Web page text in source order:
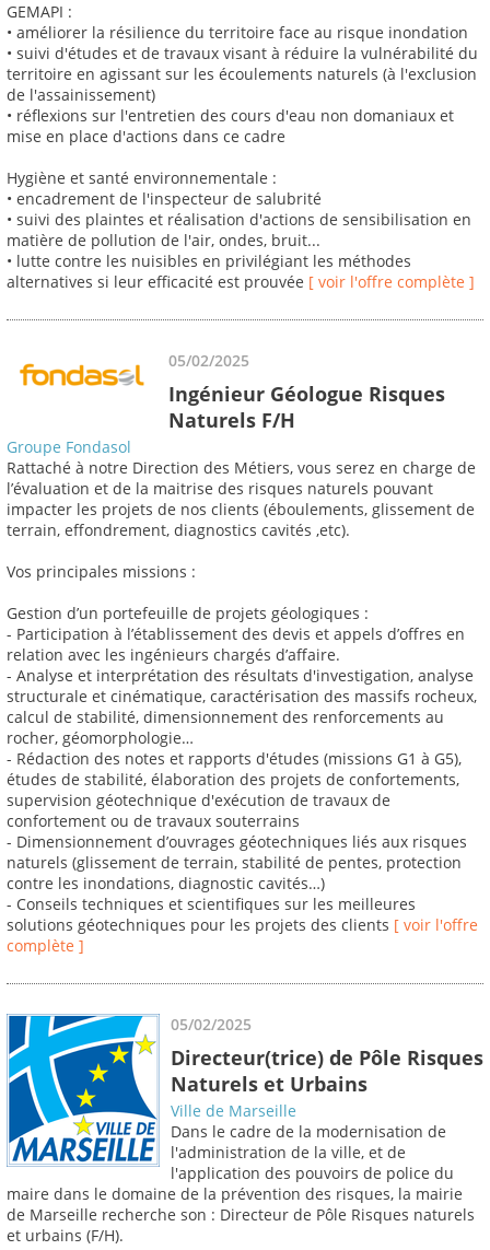
GEMAPI :
• améliorer la résilience du territoire face au risque inondation
• suivi d'études et de travaux visant à réduire la vulnérabilité du
territoire en agissant sur les écoulements naturels (à l'exclusion
de l'assainissement)
• réflexions sur l'entretien des cours d'eau non domaniaux et
mise en place d'actions dans ce cadre
Hygiène et santé environnementale :
• encadrement de l'inspecteur de salubrité
• suivi des plaintes et réalisation d'actions de sensibilisation en
matière de pollution de l'air, ondes, bruit...
• lutte contre les nuisibles en privilégiant les méthodes
alternatives si leur efficacité est prouvée [ voir l'offre complète ]
05/02/2025
Ingénieur Géologue Risques
Naturels F/H
Groupe Fondasol
Rattaché à notre Direction des Métiers, vous serez en charge de
l’évaluation et de la maitrise des risques naturels pouvant
impacter les projets de nos clients (éboulements, glissement de
terrain, effondrement, diagnostics cavités ,etc).
Vos principales missions :
Gestion d’un portefeuille de projets géologiques :
- Participation à l’établissement des devis et appels d’offres en
relation avec les ingénieurs chargés d’affaire.
- Analyse et interprétation des résultats d'investigation, analyse
structurale et cinématique, caractérisation des massifs rocheux,
calcul de stabilité, dimensionnement des renforcements au
rocher, géomorphologie…
- Rédaction des notes et rapports d'études (missions G1 à G5),
études de stabilité, élaboration des projets de confortements,
supervision géotechnique d'exécution de travaux de
confortement ou de travaux souterrains
- Dimensionnement d’ouvrages géotechniques liés aux risques
naturels (glissement de terrain, stabilité de pentes, protection
contre les inondations, diagnostic cavités…)
- Conseils techniques et scientifiques sur les meilleures
solutions géotechniques pour les projets des clients [ voir l'offre
complète ]
05/02/2025
Directeur(trice) de Pôle Risques
Naturels et Urbains
Ville de Marseille
Dans le cadre de la modernisation de
l'administration de la ville, et de
l'application des pouvoirs de police du
maire dans le domaine de la prévention des risques, la mairie
de Marseille recherche son : Directeur de Pôle Risques naturels
et urbains (F/H).